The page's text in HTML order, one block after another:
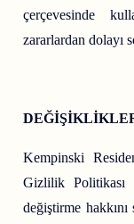
çerçevesinde
zararlardan dolayı
Kempinski
Gizlilik Politikası
değiştirme